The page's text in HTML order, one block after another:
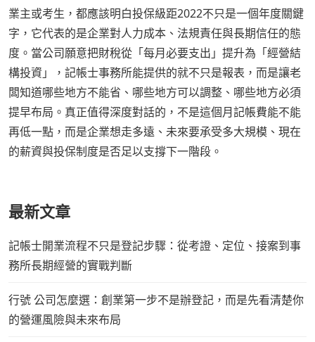
業主或考生，都應該明白投保級距2022不只是一個年度關鍵
字，它代表的是企業對人力成本、法規責任與長期信任的態
度。當公司願意把財稅從「每月必要支出」提升為「經營結
構投資」，記帳士事務所能提供的就不只是報表，而是讓老
闆知道哪些地方不能省、哪些地方可以調整、哪些地方必須
提早布局。真正值得深度對話的，不是這個月記帳費能不能
再低一點，而是企業想走多遠、未來要承受多大規模、現在
的薪資與投保制度是否足以支撐下一階段。
最新文章
記帳士開業流程不只是登記步驟：從考證、定位、接案到事
務所長期經營的實戰判斷
行號 公司怎麼選：創業第一步不是辦登記，而是先看清楚你
的營運風險與未來布局